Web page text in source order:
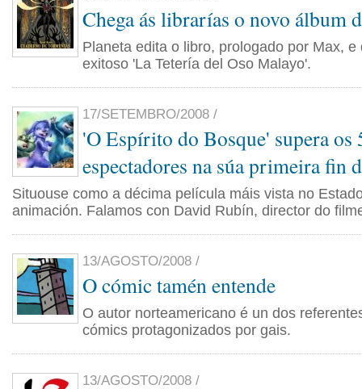
Chega ás librarías o novo álbum
Planeta edita o libro, prologado por Max, e
exitoso 'La Tetería del Oso Malayo'.
17/SETEMBRO/2008 /
'O Espírito do Bosque' supera os
espectadores na súa primeira fin
Situouse como a décima película máis vista no
animación. Falamos con David Rubín, director do
13/AGOSTO/2008 /
O cómic tamén entende
O autor norteamericano é un dos
cómics protagonizados por gais.
13/AGOSTO/2008 /